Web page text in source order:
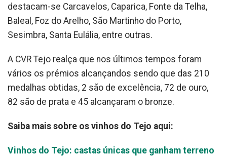
destacam-se Carcavelos, Caparica, Fonte da Telha,
Baleal, Foz do Arelho, São Martinho do Porto,
Sesimbra, Santa Eulália, entre outras.
A CVR Tejo realça que nos últimos tempos foram
vários os prémios alcançandos sendo que das 210
medalhas obtidas, 2 são de excelência, 72 de ouro,
82 são de prata e 45 alcançaram o bronze.
Saiba mais sobre os vinhos do Tejo aqui:
Vinhos do Tejo: castas únicas que ganham terreno